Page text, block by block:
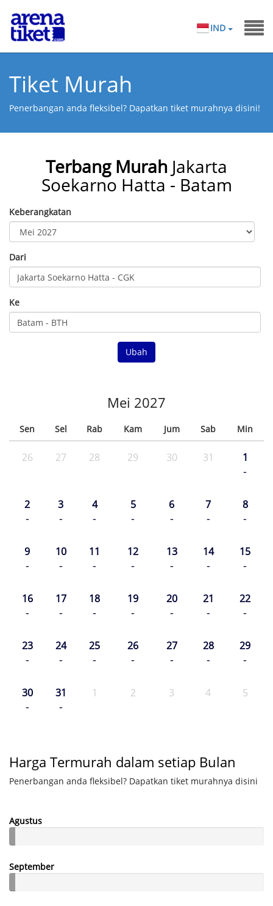
IND
Tiket Murah
Penerbangan anda fleksibel? Dapatkan tiket murahnya disini!
Terbang Murah Jakarta
Soekarno Hatta - Batam
Keberangkatan
Dari
Ke
Ubah
Mei 2027
Sen Sel Rab Kam Jum Sab Min
26 27 28 29 30 31 1
-
2
-
3
-
4
-
5
-
6
-
7
-
8
-
9
-
10
-
11
-
12
-
13
-
14
-
15
-
16
-
17
-
18
-
19
-
20
-
21
-
22
-
23
-
24
-
25
-
26
-
27
-
28
-
29
-
30
-
31
-
1 2 3 4 5
Harga Termurah dalam setiap Bulan
Penerbangan anda fleksibel? Dapatkan tiket murahnya disini
Agustus
September